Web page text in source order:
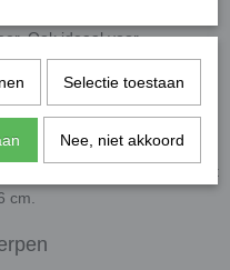
Ook ideaal voor
en 4 mm dik.
of gaas per 25 steentjes, met
cm.
Selectie toestaan
Nee, niet akkoord